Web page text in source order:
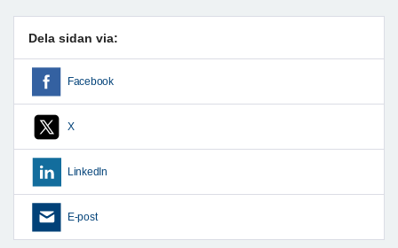
Dela sidan via:
Facebook
X
LinkedIn
E-post